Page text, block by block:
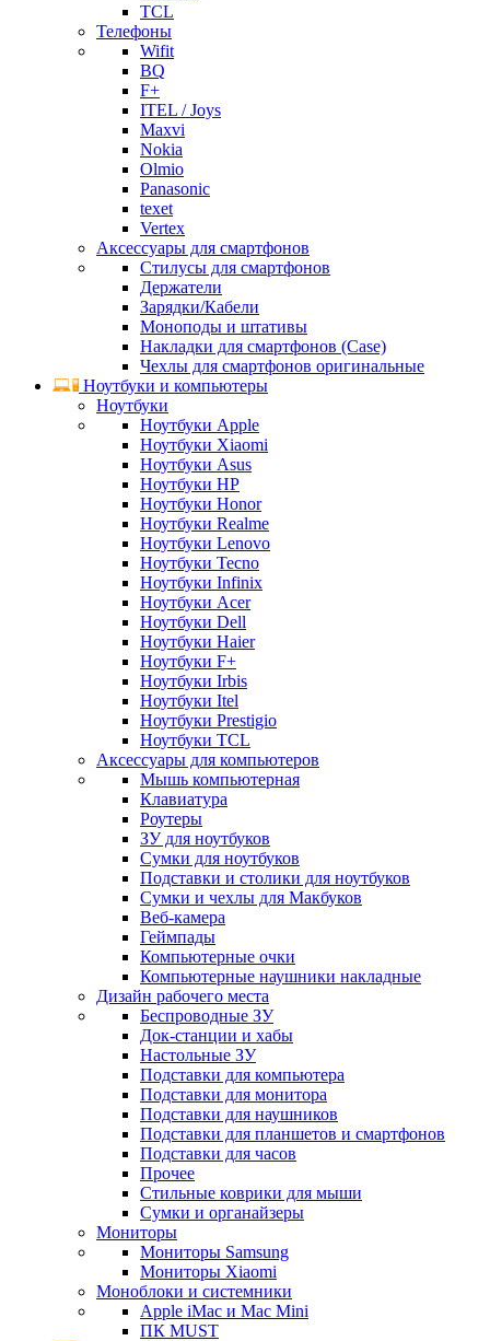
TCL
Телефоны
Wifit
BQ
F+
ITEL / Joys
Maxvi
Nokia
Olmio
Panasonic
texet
Vertex
Аксессуары для смартфонов
Стилусы для смартфонов
Держатели
Зарядки/Кабели
Моноподы и штативы
Накладки для смартфонов (Case)
Чехлы для смартфонов оригинальные
Ноутбуки и компьютеры
Ноутбуки
Ноутбуки Apple
Ноутбуки Xiaomi
Ноутбуки Asus
Ноутбуки HP
Ноутбуки Honor
Ноутбуки Realme
Ноутбуки Lenovo
Ноутбуки Tecno
Ноутбуки Infinix
Ноутбуки Acer
Ноутбуки Dell
Ноутбуки Haier
Ноутбуки F+
Ноутбуки Irbis
Ноутбуки Itel
Ноутбуки Prestigio
Ноутбуки TCL
Аксессуары для компьютеров
Мышь компьютерная
Клавиатура
Роутеры
ЗУ для ноутбуков
Сумки для ноутбуков
Подставки и столики для ноутбуков
Сумки и чехлы для Макбуков
Веб-камера
Геймпады
Компьютерные очки
Компьютерные наушники накладные
Дизайн рабочего места
Беспроводные ЗУ
Док-станции и хабы
Настольные ЗУ
Подставки для компьютера
Подставки для монитора
Подставки для наушников
Подставки для планшетов и смартфонов
Подставки для часов
Прочее
Стильные коврики для мыши
Сумки и органайзеры
Мониторы
Мониторы Samsung
Мониторы Xiaomi
Моноблоки и системники
Apple iMac и Mac Mini
ПК MUST